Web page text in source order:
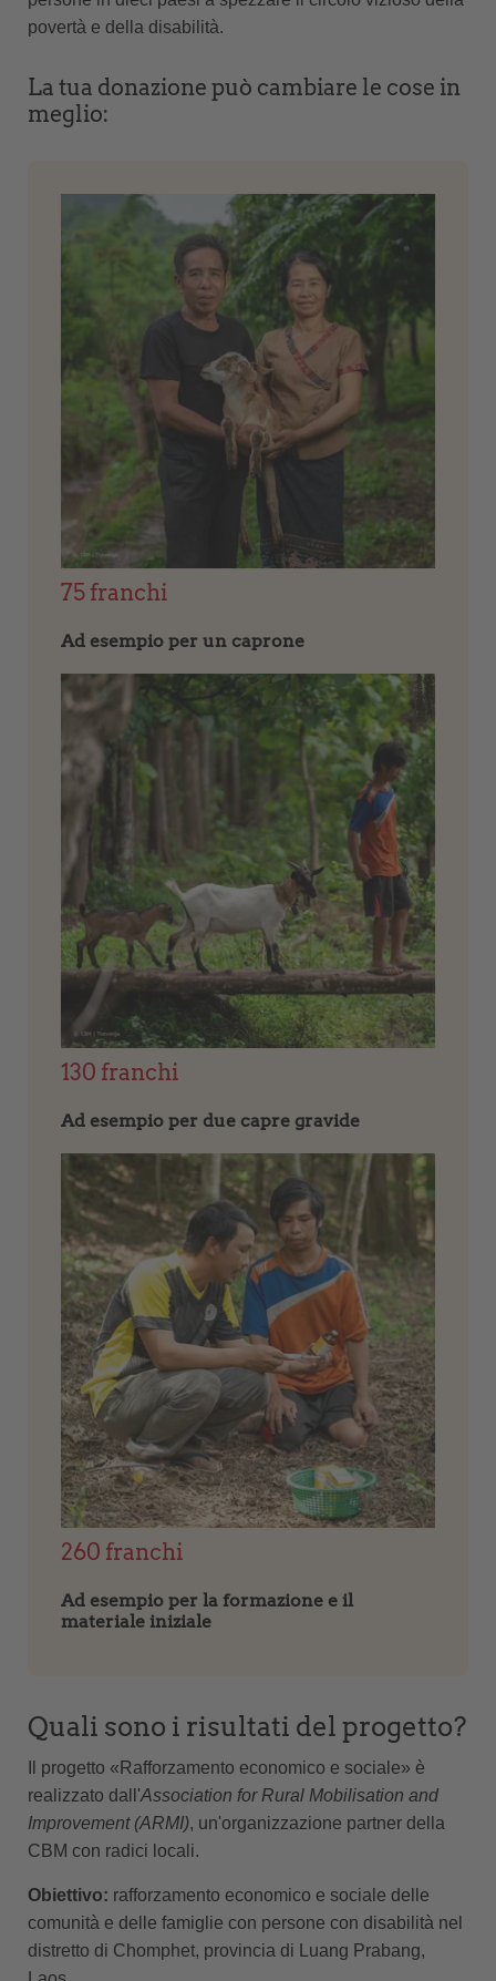
povertà e della disabilità.
La tua donazione può cambiare le cose in
meglio:
75 franchi
Ad esempio per un caprone
130 franchi
Ad esempio per due capre gravide
260 franchi
Ad esempio per la formazione e il
materiale iniziale
Quali sono i risultati del progetto?
Il progetto «Rafforzamento economico e sociale» è
realizzato dall'Association for Rural Mobilisation and
Improvement (ARMI), un'organizzazione partner della
CBM con radici locali.
Obiettivo: rafforzamento economico e sociale delle
comunità e delle famiglie con persone con disabilità nel
distretto di Chomphet, provincia di Luang Prabang,